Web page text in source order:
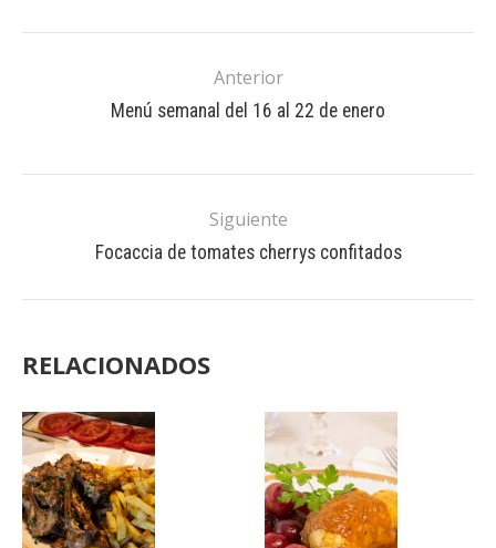
Anterior
Menú semanal del 16 al 22 de enero
Siguiente
Focaccia de tomates cherrys confitados
RELACIONADOS